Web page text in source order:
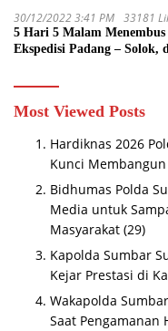
30/12/2022 3:41 PM 33181
5 Hari 5 Malam
Ekspedisi Padang –
Most Viewed Posts
Hardiknas 2026
Kunci
Bidhumas Polda
Media untuk
Masyarakat (29)
Kapolda Sumbar
Kejar Prestasi di
Wakapolda
Saat